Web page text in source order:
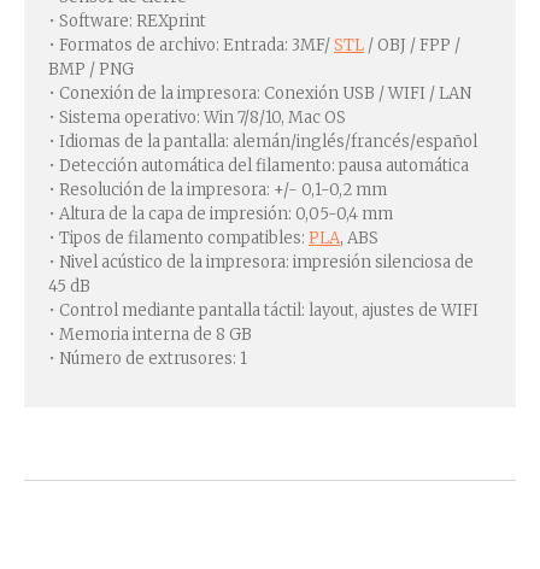
• Software: REXprint
• Formatos de archivo: Entrada: 3MF/STL / OBJ / FPP /
BMP / PNG
• Conexión de la impresora: Conexión USB / WIFI / LAN
• Sistema operativo: Win 7/8/10, Mac OS
• Idiomas de la pantalla: alemán/inglés/francés/español
• Detección automática del filamento: pausa automática
• Resolución de la impresora: +/- 0,1-0,2 mm
• Altura de la capa de impresión: 0,05-0,4 mm
• Tipos de filamento compatibles: PLA, ABS
• Nivel acústico de la impresora: impresión silenciosa de
45 dB
• Control mediante pantalla táctil: layout, ajustes de WIFI
• Memoria interna de 8 GB
• Número de extrusores: 1